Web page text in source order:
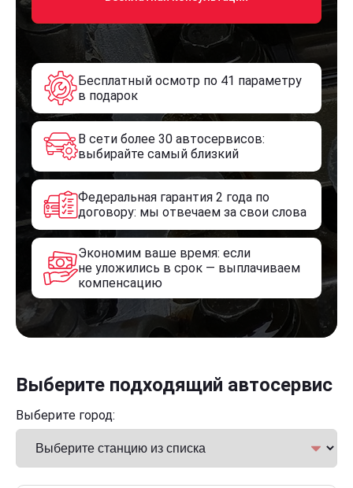
Бесплатный осмотр по 41 параметру
в подарок
В сети более 30 автосервисов:
выбирайте самый близкий
Федеральная гарантия 2 года по
договору: мы отвечаем за свои слова
Экономим ваше время: если
не уложились в срок — выплачиваем
компенсацию
Выберите подходящий автосервис
Выберите город: